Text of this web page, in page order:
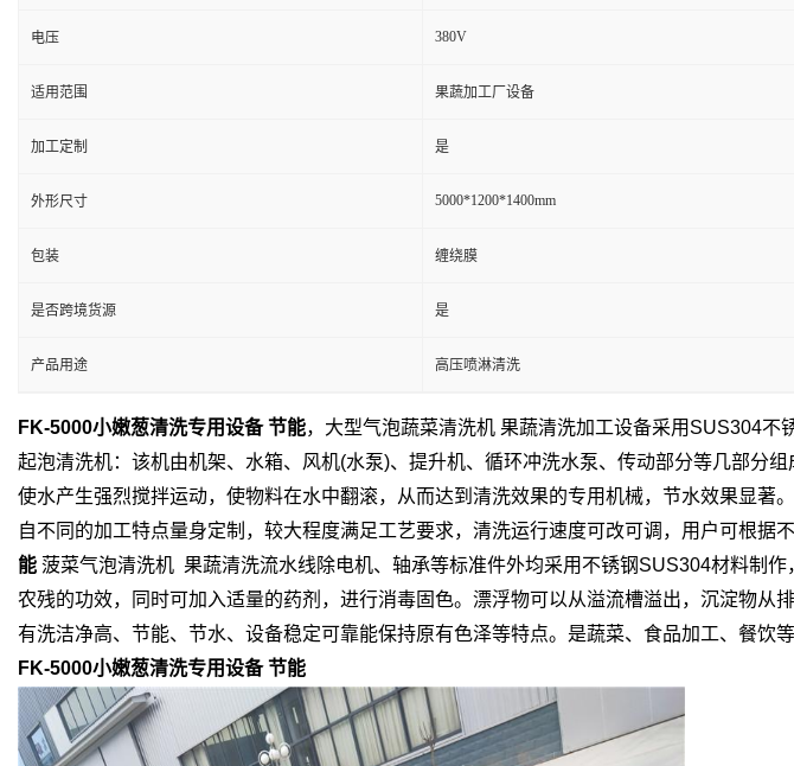
电压 380V
适用范围 果蔬加工厂设备
加工定制 是
外形尺寸 5000*1200*1400mm
包装 缠绕膜
是否跨境货源 是
产品用途 高压喷淋清洗
FK-5000小嫩葱清洗专用设备 节能，大型气泡蔬菜清洗机 果蔬清洗加工设备采用SUS304
起泡清洗机：该机由机架、水箱、风机(水泵)、提升机、循环冲洗水泵、传动部分等几部分
使水产生强烈搅拌运动，使物料在水中翻滚，从而达到清洗效果的专用机械，节水效果显
自不同的加工特点量身定制，较大程度满足工艺要求，清洗运行速度可改可调，用户可根据
能 菠菜气泡清洗机 果蔬清洗流水线除电机、轴承等标准件外均采用不锈钢SUS304材料制
农残的功效，同时可加入适量的药剂，进行消毒固色。漂浮物可以从溢流槽溢出，沉淀物
有洗洁净高、节能、节水、设备稳定可靠能保持原有色泽等特点。是蔬菜、食品加工、餐饮等
FK-5000小嫩葱清洗专用设备 节能